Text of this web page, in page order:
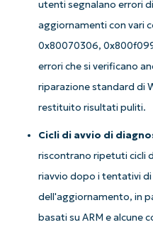
utenti segnalano errori
aggiornamenti con vari
0x80070306,
errori che si verificano
riparazione standard di
restituito risultati puliti.
Cicli di avvio di
riscontrano ripetuti cicli
riavvio dopo i tentativi
dell'aggiornamento, in
basati su ARM e alcune
Iniziate con le
dall'AI
Non è richiesta
accesso completo
First
last
Business
Phone